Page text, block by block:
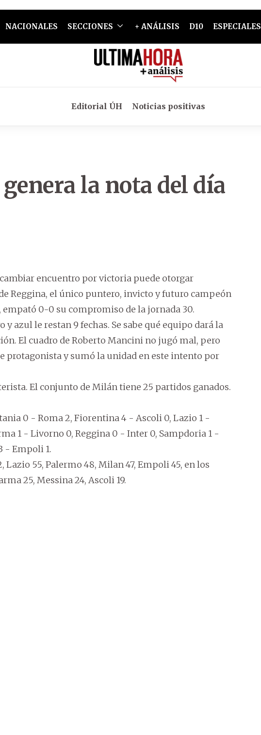
NACIONALES SECCIONES + ANÁLISIS D10 ESPECIALES
Editorial ÚH Noticias positivas
la nota del día
encuentro por victoria puede otorgar
Reggina, el único puntero, invicto y futuro campeón
0-0 su compromiso de la jornada 30.
azul le restan 9 fechas. Se sabe qué equipo dará la
El cuadro de Roberto Mancini no jugó mal, pero
protagonista y sumó la unidad en este intento por
El conjunto de Milán tiene 25 partidos ganados.
0 - Roma 2, Fiorentina 4 - Ascoli 0, Lazio 1 -
1 - Livorno 0, Reggina 0 - Inter 0, Sampdoria 1 -
- Empoli 1.
55, Palermo 48, Milan 47, Empoli 45, en los
25, Messina 24, Ascoli 19.